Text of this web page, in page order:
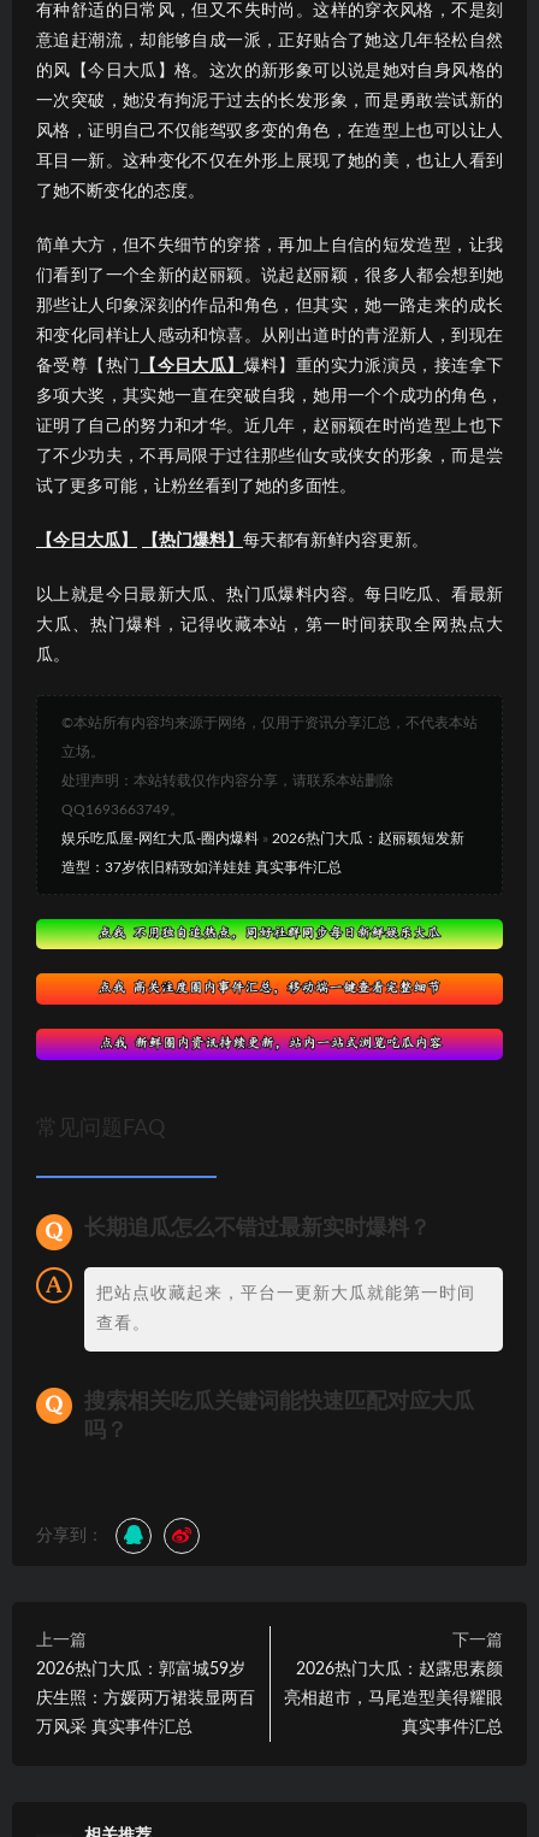
有种舒适的日常风，但又不失时尚。这样的穿衣风格，不是刻
意追赶潮流，却能够自成一派，正好贴合了她这几年轻松自然
的风【今日大瓜】格。这次的新形象可以说是她对自身风格的
一次突破，她没有拘泥于过去的长发形象，而是勇敢尝试新的
风格，证明自己不仅能驾驭多变的角色，在造型上也可以让人
耳目一新。这种变化不仅在外形上展现了她的美，也让人看到
了她不断变化的态度。
简单大方，但不失细节的穿搭，再加上自信的短发造型，让我
们看到了一个全新的赵丽颖。说起赵丽颖，很多人都会想到她
那些让人印象深刻的作品和角色，但其实，她一路走来的成长
和变化同样让人感动和惊喜。从刚出道时的青涩新人，到现在
备受尊【热门
【今日大瓜】 爆料】重的实力派演员，接连拿下
多项大奖，其实她一直在突破自我，她用一个个成功的角色，
证明了自己的努力和才华。近几年，赵丽颖在时尚造型上也下
了不少功夫，不再局限于过往那些仙女或侠女的形象，而是尝
试了更多可能，让粉丝看到了她的多面性。
【今日大瓜】 【热门爆料】 每天都有新鲜内容更新。
以上就是今日最新大瓜、热门瓜爆料内容。每日吃瓜、看最新
大瓜、热门爆料，记得收藏本站，第一时间获取全网热点大
瓜。
©本站所有内容均来源于网络，仅用于资讯分享汇总，不代表本站
立场。
处理声明：本站转载仅作内容分享，请联系本站删除
QQ1693663749。
娱乐吃瓜屋-网红大瓜-圈内爆料 » 2026热门大瓜：赵丽颖短发新
造型：37岁依旧精致如洋娃娃 真实事件汇总
常见问题FAQ
长期追瓜怎么不错过最新实时爆料？
把站点收藏起来，平台一更新大瓜就能第一时间
查看。
搜索相关吃瓜关键词能快速匹配对应大瓜
吗？
分享到：
上一篇
2026热门大瓜：郭富城59岁
庆生照：方媛两万裙装显两百
万风采 真实事件汇总
下一篇
2026热门大瓜：赵露思素颜
亮相超市，马尾造型美得耀眼
真实事件汇总